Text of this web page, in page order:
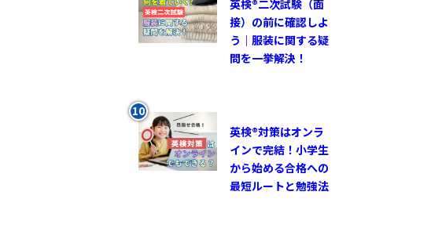
英検®︎二次試験（面
接）の前に確認しよ
う｜服装に関する疑
問を一挙解決！
英検®対策はオンラ
インで完結！小学生
から始める合格への
最短ルートと勉強法